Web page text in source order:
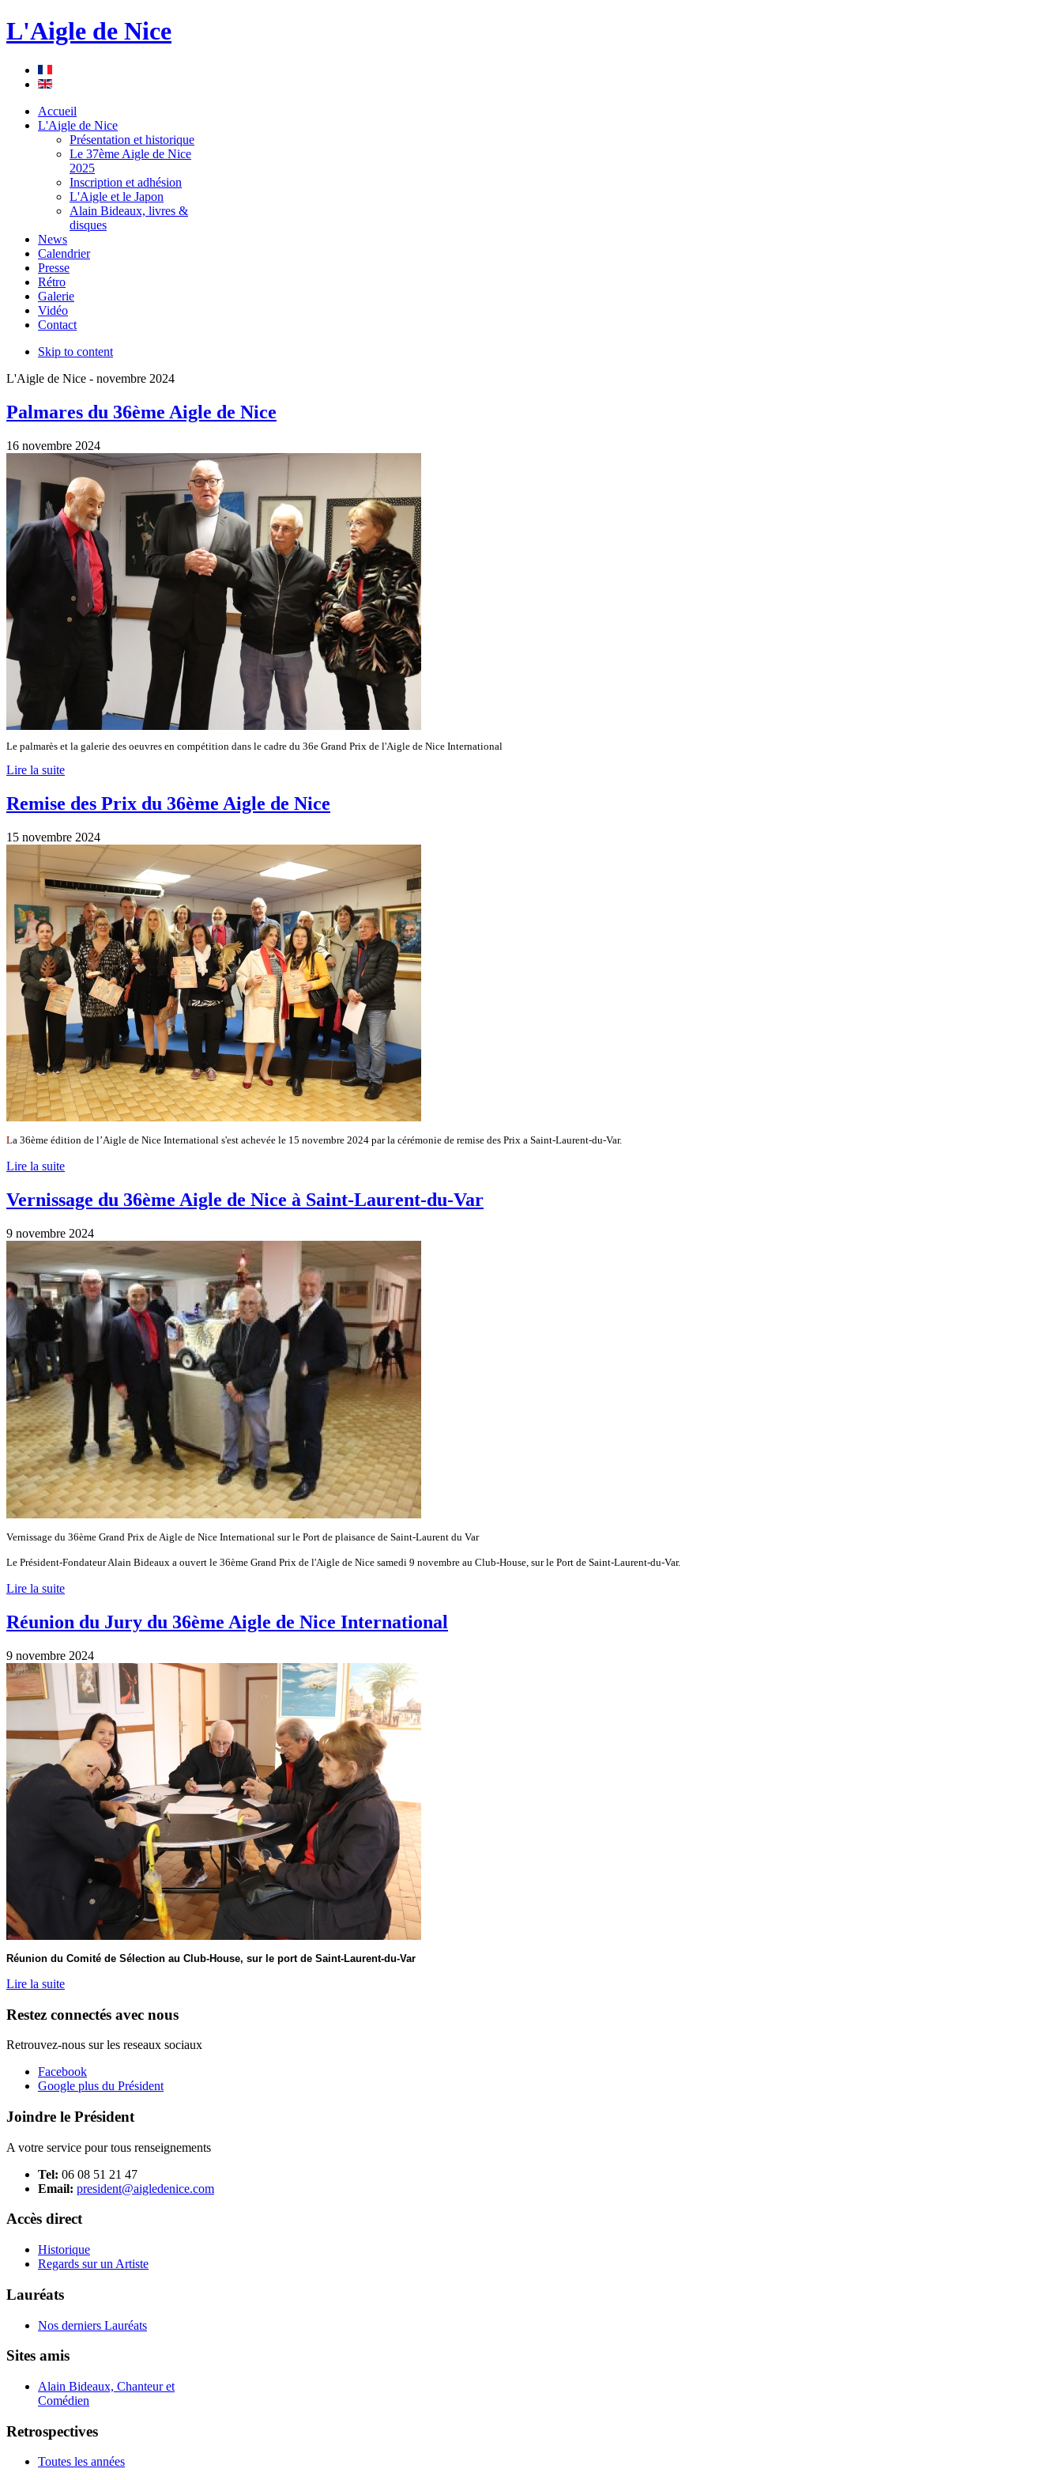
L'Aigle de Nice
Accueil
L'Aigle de Nice
Présentation et historique
Le 37ème Aigle de Nice
2025
Inscription et adhésion
L'Aigle et le Japon
Alain Bideaux, livres &
disques
News
Calendrier
Presse
Rétro
Galerie
Vidéo
Contact
Skip to content
L'Aigle de Nice - novembre 2024
Palmares du 36ème Aigle de Nice
16 novembre 2024
Le palmarès et la galerie des oeuvres en compétition dans le cadre du 36e Grand Prix de l'Aigle de Nice International
Lire la suite
Remise des Prix du 36ème Aigle de Nice
15 novembre 2024
La 36ème édition de l’Aigle de Nice International s'est achevée le 15 novembre 2024 par la cérémonie de remise des Prix a Saint-Laurent-du-Var.
Lire la suite
Vernissage du 36ème Aigle de Nice à Saint-Laurent-du-Var
9 novembre 2024
Vernissage du 36ème Grand Prix de Aigle de Nice International sur le Port de plaisance de Saint-Laurent du Var
Le Président-Fondateur Alain Bideaux a ouvert le 36ème Grand Prix de l'Aigle de Nice samedi 9 novembre au Club-House, sur le Port de Saint-Laurent-du-Var.
Lire la suite
Réunion du Jury du 36ème Aigle de Nice International
9 novembre 2024
Réunion du Comité de Sélection au Club-House, sur le port de Saint-Laurent-du-Var
Lire la suite
Restez connectés avec nous
Retrouvez-nous sur les reseaux sociaux
Facebook
Google plus du Président
Joindre le Président
A votre service pour tous renseignements
Tel: 06 08 51 21 47
Email: president@aigledenice.com
Accès direct
Historique
Regards sur un Artiste
Lauréats
Nos derniers Lauréats
Sites amis
Alain Bideaux, Chanteur et
Comédien
Retrospectives
Toutes les années